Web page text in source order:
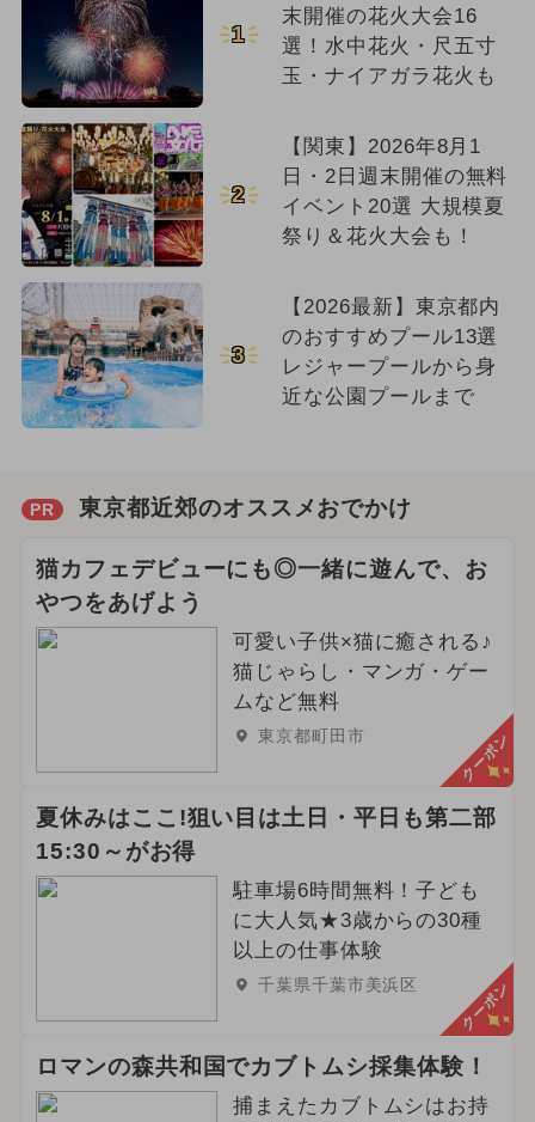
1
末開催の花火大会16
選！水中花火・尺五寸
玉・ナイアガラ花火も
2
【関東】2026年8月1
日・2日週末開催の無料
イベント20選 大規模夏
祭り＆花火大会も！
3
【2026最新】東京都内
のおすすめプール13選
レジャープールから身
近な公園プールまで
PR 東京都近郊のオススメおでかけ
猫カフェデビューにも◎一緒に遊んで、お
やつをあげよう
可愛い子供×猫に癒される♪
猫じゃらし・マンガ・ゲー
ムなど無料
東京都町田市 クーポン
夏休みはここ!狙い目は土日・平日も第二部
15:30～がお得
駐車場6時間無料！子ども
に大人気★3歳からの30種
以上の仕事体験
千葉県千葉市美浜区 クーポン
ロマンの森共和国でカブトムシ採集体験！
捕まえたカブトムシはお持